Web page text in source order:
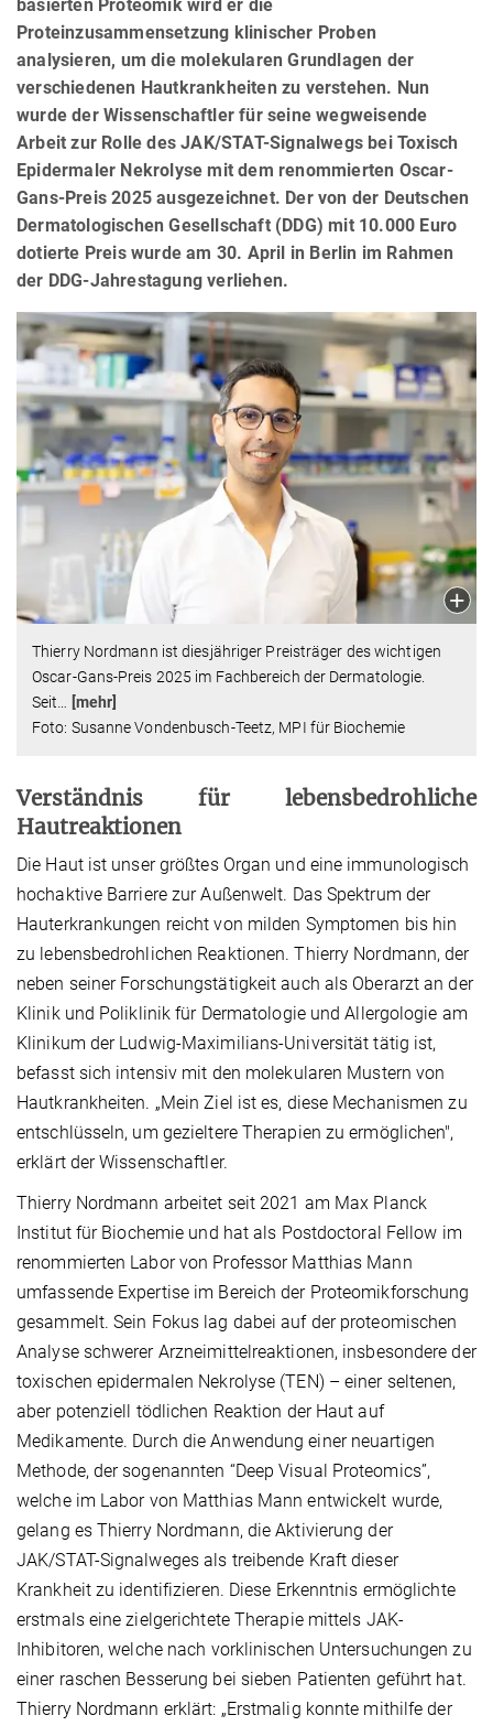
basierten Proteomik wird er die
Proteinzusammensetzung klinischer Proben
analysieren, um die molekularen Grundlagen der
verschiedenen Hautkrankheiten zu verstehen. Nun
wurde der Wissenschaftler für seine wegweisende
Arbeit zur Rolle des JAK/STAT-Signalwegs bei Toxisch
Epidermaler Nekrolyse mit dem renommierten Oscar-
Gans-Preis 2025 ausgezeichnet. Der von der Deutschen
Dermatologischen Gesellschaft (DDG) mit 10.000 Euro
dotierte Preis wurde am 30. April in Berlin im Rahmen
der DDG-Jahrestagung verliehen.
Thierry Nordmann ist diesjähriger Preisträger des wichtigen
Oscar-Gans-Preis 2025 im Fachbereich der Dermatologie.
Seit
[mehr]
Foto: Susanne Vondenbusch-Teetz, MPI für Biochemie
Verständnis für lebensbedrohliche
Hautreaktionen
Die Haut ist unser größtes Organ und eine immunologisch
hochaktive Barriere zur Außenwelt. Das Spektrum der
Hauterkrankungen reicht von milden Symptomen bis hin
zu lebensbedrohlichen Reaktionen. Thierry Nordmann, der
neben seiner Forschungstätigkeit auch als Oberarzt an der
Klinik und Poliklinik für Dermatologie und Allergologie am
Klinikum der Ludwig-Maximilians-Universität tätig ist,
befasst sich intensiv mit den molekularen Mustern von
Hautkrankheiten. „Mein Ziel ist es, diese Mechanismen zu
entschlüsseln, um gezieltere Therapien zu ermöglichen",
erklärt der Wissenschaftler.
Thierry Nordmann arbeitet seit 2021 am Max Planck
Institut für Biochemie und hat als Postdoctoral Fellow im
renommierten Labor von Professor Matthias Mann
umfassende Expertise im Bereich der Proteomikforschung
gesammelt. Sein Fokus lag dabei auf der proteomischen
Analyse schwerer Arzneimittelreaktionen, insbesondere der
toxischen epidermalen Nekrolyse (TEN) – einer seltenen,
aber potenziell tödlichen Reaktion der Haut auf
Medikamente. Durch die Anwendung einer neuartigen
Methode, der sogenannten “Deep Visual Proteomics”,
welche im Labor von Matthias Mann entwickelt wurde,
gelang es Thierry Nordmann, die Aktivierung der
JAK/STAT-Signalweges als treibende Kraft dieser
Krankheit zu identifizieren. Diese Erkenntnis ermöglichte
erstmals eine zielgerichtete Therapie mittels JAK-
Inhibitoren, welche nach vorklinischen Untersuchungen zu
einer raschen Besserung bei sieben Patienten geführt hat.
Thierry Nordmann erklärt: „Erstmalig konnte mithilfe der